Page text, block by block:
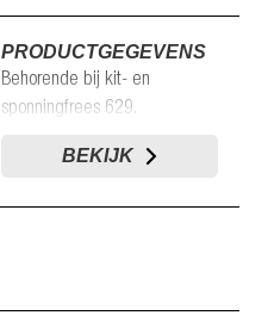
PRODUCTGEGEVENS
Behorende bij kit- en
sponningfrees 629.
BEKIJK